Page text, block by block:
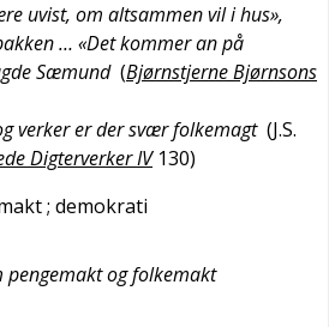
uvist, om altsammen vil i hus»,
… «Det kommer an på
Sæmund (Bjørnstjerne Bjørnsons
verker er der svær folkemagt (J.S.
Digterverker IV 130)
; demokrati
og folkemakt